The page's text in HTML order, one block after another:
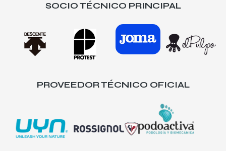
SOCIO TÉCNICO PRINCIPAL
PROVEEDOR TÉCNICO OFICIAL